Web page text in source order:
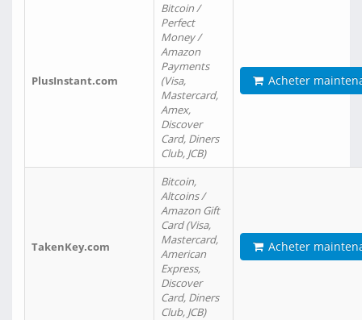
PlusInstant.com
Bitcoin /
Perfect
Money /
Amazon
Payments
(Visa,
Mastercard,
Amex,
Discover
Card, Diners
Club, JCB)
Acheter
TakenKey.com
Bitcoin,
Altcoins /
Amazon Gift
Card (Visa,
Mastercard,
American
Express,
Discover
Card, Diners
Club, JCB)
Acheter